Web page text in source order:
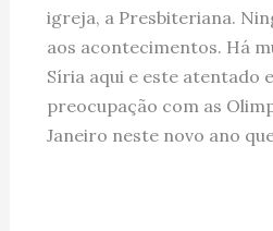
igreja, a Presbiteriana.
aos acontecimentos. Há
Síria aqui e este atentado
preocupação com as
Janeiro neste novo ano